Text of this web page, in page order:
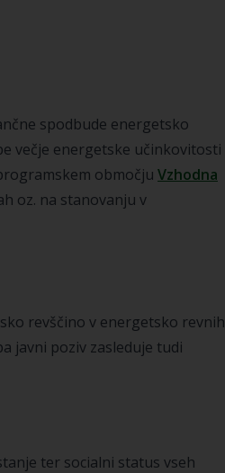
spodbude energetsko
večje energetske učinkovitosti
območju Vzhodna
oz. na stanovanju v
revščino v energetsko revnih
javni poziv zasleduje tudi
ter socialni status vseh